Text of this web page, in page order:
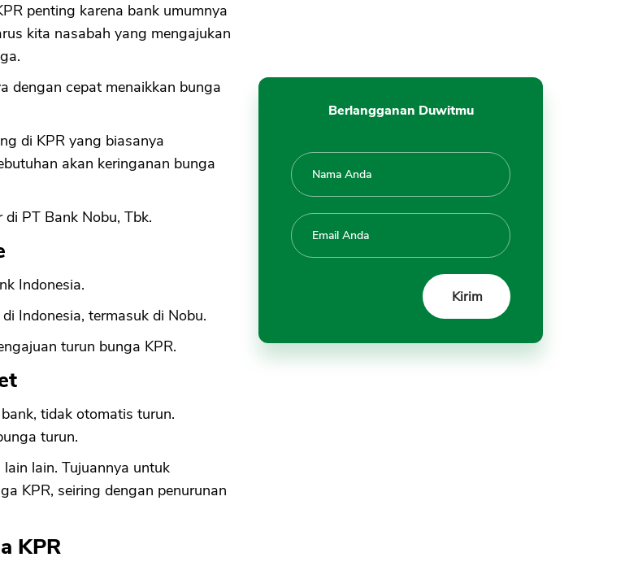
penting karena bank umumnya
kita nasabah yang mengajukan
dengan cepat menaikkan bunga
di KPR yang biasanya
akan keringanan bunga
PT Bank Nobu, Tbk.
Indonesia.
Indonesia, termasuk di Nobu.
turun bunga KPR.
tidak otomatis turun.
turun.
lain. Tujuannya untuk
KPR, seiring dengan penurunan
KPR
Berlangganan Duwitmu